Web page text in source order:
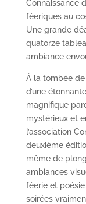
Connaissance
féeriques au
Une grande
quatorze
ambiance
À la tombée
d’une
magnifique
mystérieux et
l’association
deuxième
même de
ambiances
féerie et
soirées